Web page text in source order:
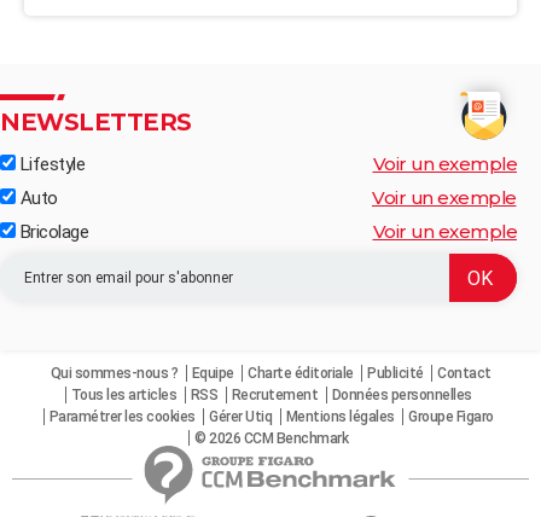
NEWSLETTERS
Lifestyle Voir un exemple
Auto Voir un exemple
Bricolage Voir un exemple
Qui sommes-nous ? Equipe Charte éditoriale Publicité
Contact
Tous les articles
RSS Recrutement
Données personnelles
Paramétrer les cookies
Gérer Utiq Mentions légales
Groupe Figaro
© 2026 CCM Benchmark